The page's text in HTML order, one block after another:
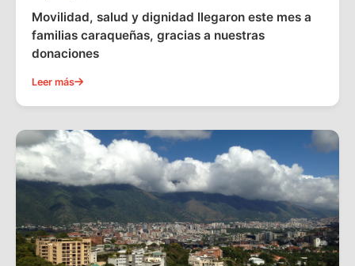
Movilidad, salud y dignidad llegaron este mes a
familias caraqueñas, gracias a nuestras
donaciones
Leer más